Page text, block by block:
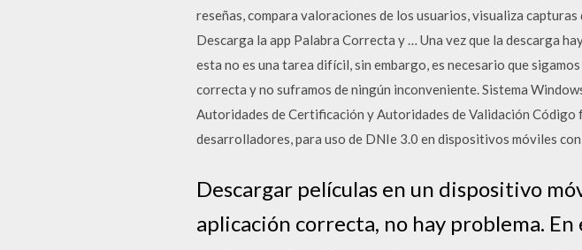
reseñas, compara valoraciones de los usuarios, visualiza
Descarga la app Palabra Correcta y … Una vez que la descarga
esta no es una tarea difícil, sin embargo, es necesario que
correcta y no suframos de ningún inconveniente. Sistema
Autoridades de Certificación y Autoridades de Validación
desarrolladores, para uso de DNIe 3.0 en dispositivos móviles
Descargar películas en un dispositivo
aplicación correcta, no hay problema.